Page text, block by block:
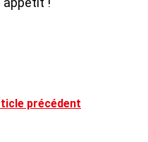
précédent